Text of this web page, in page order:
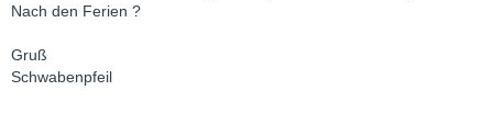
Nach den Ferien ?
Gruß
Schwabenpfeil